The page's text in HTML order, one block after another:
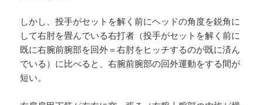
しかし、投手がセットを解く前にヘッドの角度を鋭角に
して右肘を畳んでいる右打者（投手がセットを解く前に
既に右腕前腕部を回外＝右肘をヒッチするのが既に済ん
でいる）に比べると、右腕前腕部の回外運動をする間が
短い。